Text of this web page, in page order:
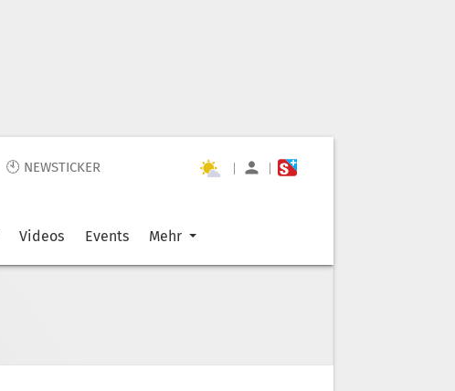
🕙 NEWSTICKER | |
Videos Events Mehr